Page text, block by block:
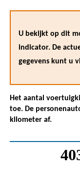
U bekijkt op dit
indicator. De
gegevens kunt u
Het aantal
toe. De
kilometer af.